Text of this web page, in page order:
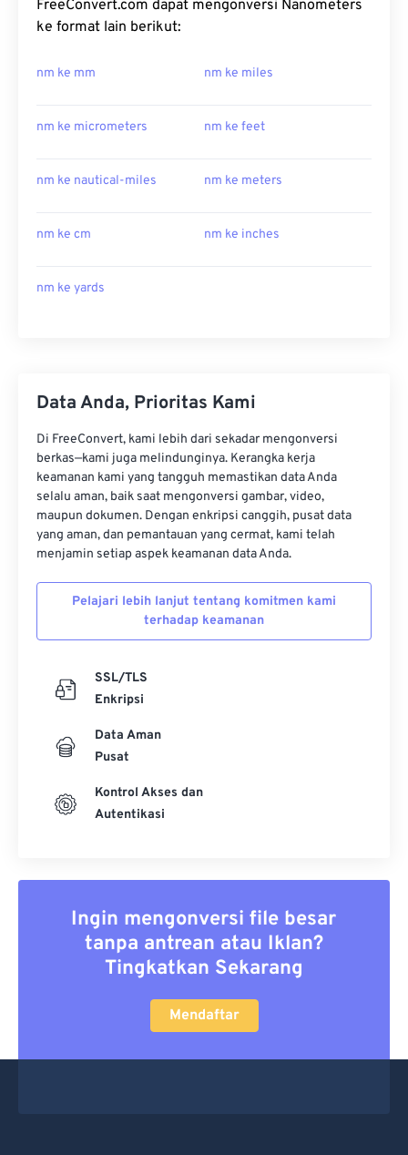
FreeConvert.com dapat mengonversi Nanometers
ke format lain berikut:
nm ke mm nm ke miles
nm ke micrometers nm ke feet
nm ke nautical-miles nm ke meters
nm ke cm nm ke inches
nm ke yards
Data Anda, Prioritas Kami
Di FreeConvert, kami lebih dari sekadar mengonversi
berkas—kami juga melindunginya. Kerangka kerja
keamanan kami yang tangguh memastikan data Anda
selalu aman, baik saat mengonversi gambar, video,
maupun dokumen. Dengan enkripsi canggih, pusat data
yang aman, dan pemantauan yang cermat, kami telah
menjamin setiap aspek keamanan data Anda.
Pelajari lebih lanjut tentang komitmen kami
terhadap keamanan
SSL/TLS
Enkripsi
Data Aman
Pusat
Kontrol Akses dan
Autentikasi
Ingin mengonversi file besar
tanpa antrean atau Iklan?
Tingkatkan Sekarang
Mendaftar